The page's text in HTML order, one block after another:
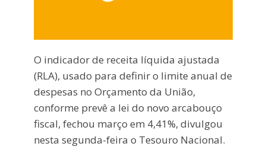
O indicador de receita líquida ajustada
(RLA), usado para definir o limite anual de
despesas no Orçamento da União,
conforme prevê a lei do novo arcabouço
fiscal, fechou março em 4,41%, divulgou
nesta segunda-feira o Tesouro Nacional.